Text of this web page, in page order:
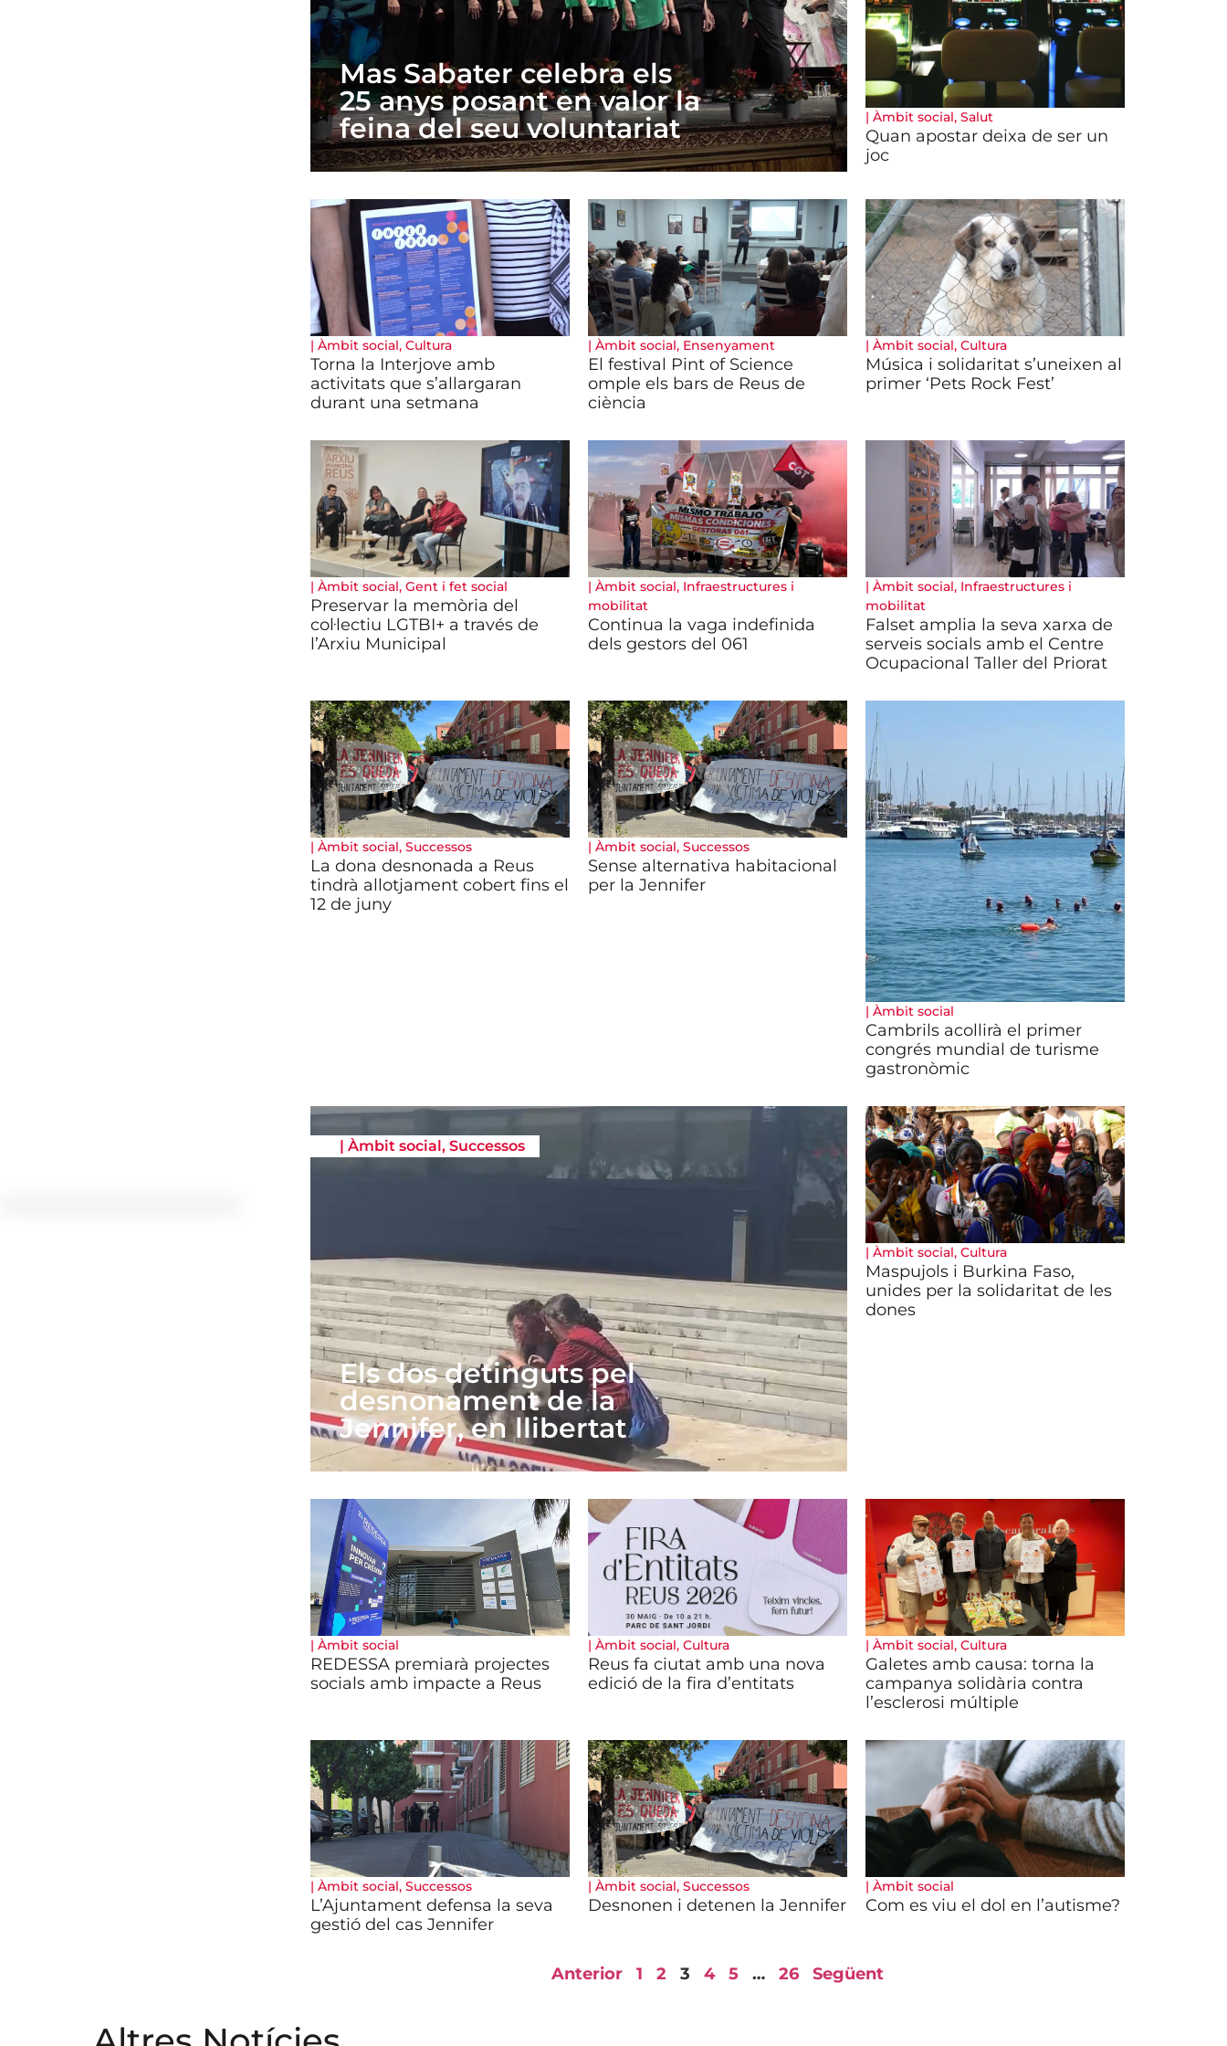
Mas Sabater celebra els
25 anys posant en valor la
feina del seu voluntariat
| Àmbit social, Salut
Quan apostar deixa de ser un
joc
| Àmbit social, Cultura
Torna la Interjove amb
activitats que s’allargaran
durant una setmana
| Àmbit social, Ensenyament
El festival Pint of Science
omple els bars de Reus de
ciència
| Àmbit social, Cultura
Música i solidaritat s’uneixen al
primer ‘Pets Rock Fest’
| Àmbit social, Gent i fet social
Preservar la memòria del
col·lectiu LGTBI+ a través de
l’Arxiu Municipal
| Àmbit social, Infraestructures i
mobilitat
Continua la vaga indefinida
dels gestors del 061
| Àmbit social, Infraestructures i
mobilitat
Falset amplia la seva xarxa de
serveis socials amb el Centre
Ocupacional Taller del Priorat
| Àmbit social, Successos
La dona desnonada a Reus
tindrà allotjament cobert fins el
12 de juny
| Àmbit social, Successos
Sense alternativa habitacional
per la Jennifer
| Àmbit social
Cambrils acollirà el primer
congrés mundial de turisme
gastronòmic
| Àmbit social, Successos
Els dos detinguts pel
desnonament de la
Jennifer, en llibertat
| Àmbit social, Cultura
Maspujols i Burkina Faso,
unides per la solidaritat de les
dones
| Àmbit social
REDESSA premiarà projectes
socials amb impacte a Reus
| Àmbit social, Cultura
Reus fa ciutat amb una nova
edició de la fira d’entitats
| Àmbit social, Cultura
Galetes amb causa: torna la
campanya solidària contra
l’esclerosi múltiple
| Àmbit social, Successos
L’Ajuntament defensa la seva
gestió del cas Jennifer
| Àmbit social, Successos
Desnonen i detenen la Jennifer
| Àmbit social
Com es viu el dol en l’autisme?
Anterior 1 2 3 4 5 … 26 Següent